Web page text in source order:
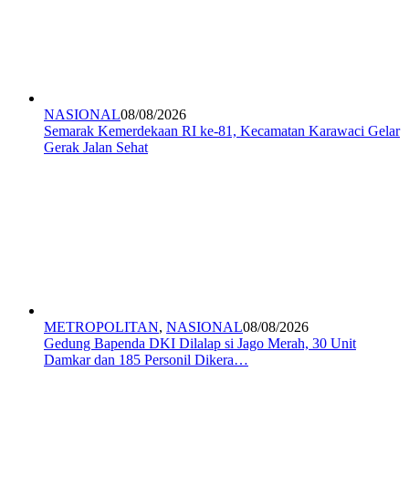
NASIONAL08/08/2026
Semarak Kemerdekaan RI ke-81, Kecamatan Karawaci Gelar
Gerak Jalan Sehat
METROPOLITAN, NASIONAL08/08/2026
Gedung Bapenda DKI Dilalap si Jago Merah, 30 Unit
Damkar dan 185 Personil Dikera…